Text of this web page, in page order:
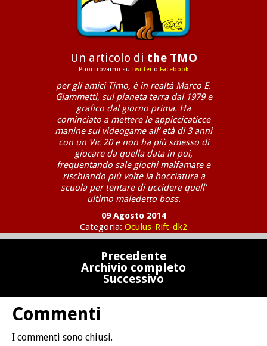
Un articolo di the TMO
Puoi trovarmi suTwittero Facebook
per gli amici Timo, è in realtà Marco E.
Giammetti, sul pianeta terra dal 1979 e
grafico dal giorno prima. Ha
cominciato a mettere le appiccicaticce
manine sui videogame all’ età di 3 anni
con un Vic 20 e non ha più smesso di
giocare da quella data in poi,
frequentando sale giochi malfamate e
rischiando più volte la bocciatura a
scuola per tentare di uccidere quell’
ultimo maledetto boss.
09 Agosto 2014
Categoria: Oculus-Rift-dk2
Precedente
Archivio completo
Successivo
Commenti
I commenti sono chiusi.